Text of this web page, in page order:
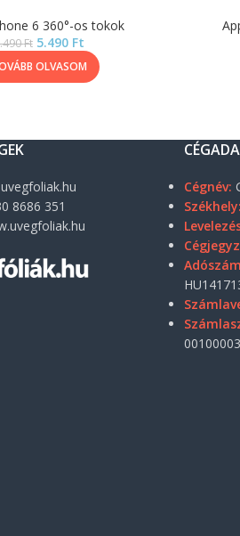
6 360°-os tokok
Ft 5.490 Ft
OLVASOM
8686 351
Cégnév:
Székhely:
00100003